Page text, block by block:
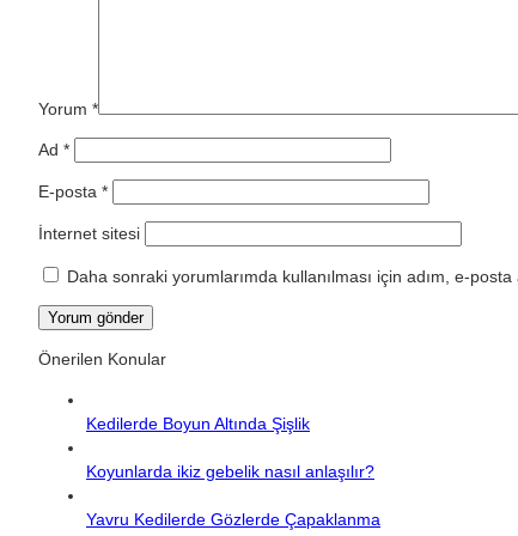
Yorum *
Ad *
E-posta *
İnternet sitesi
Daha sonraki yorumlarımda kullanılması için adım, e-
Önerilen Konular
Kedilerde Boyun Altında Şişlik
Koyunlarda ikiz gebelik nasıl anlaşılır?
Yavru Kedilerde Gözlerde Çapaklanma